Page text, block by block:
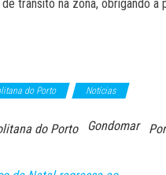
trânsito na zona, obrigando
do Porto Notícias
do Porto Gondomar